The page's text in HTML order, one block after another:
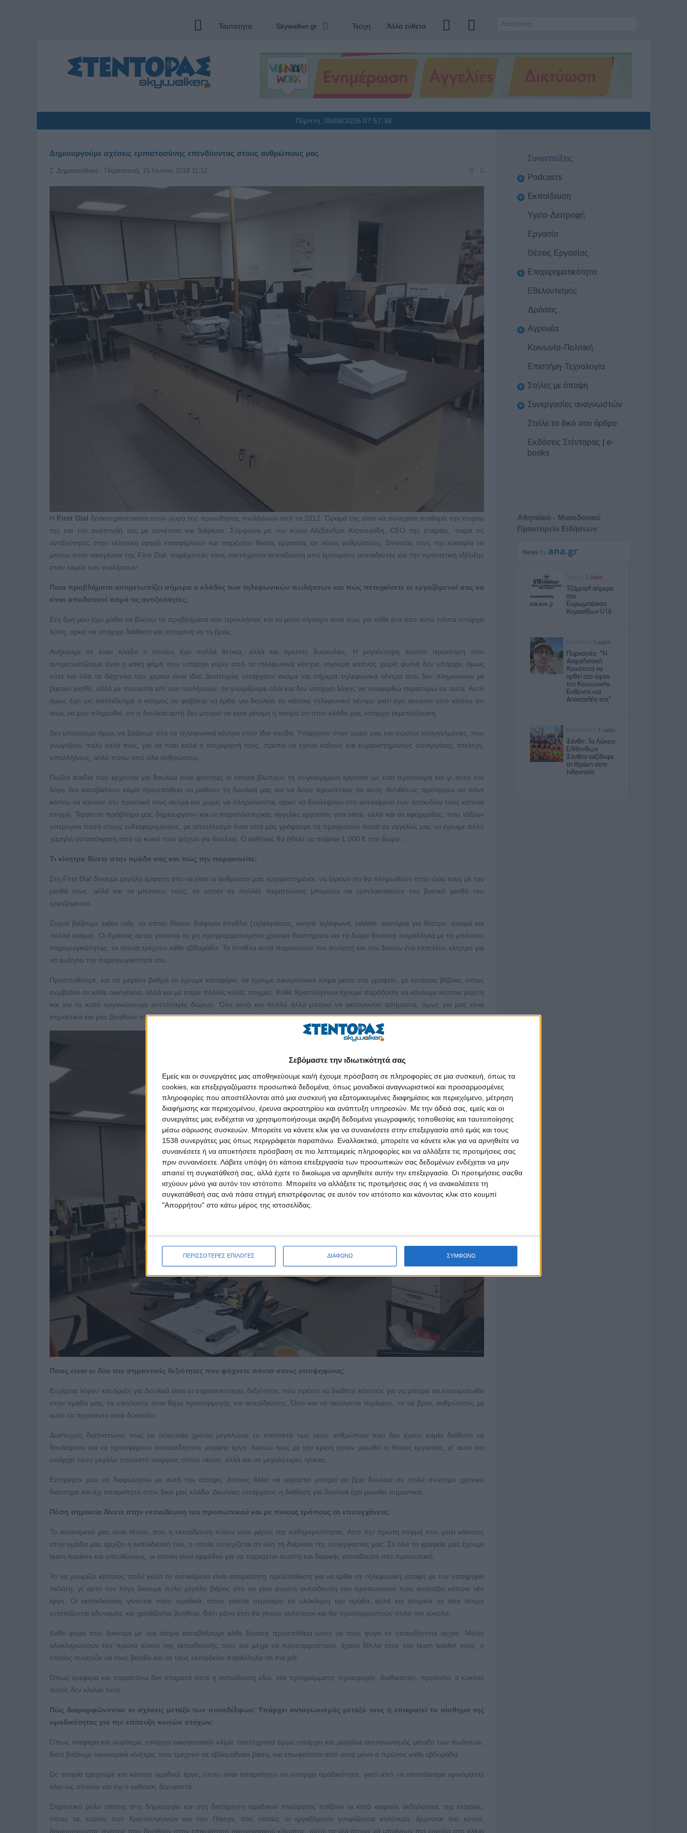
Σεβόμαστε την ιδιωτικότητά σας
Εμείς και οι συνεργάτες μας αποθηκεύουμε και/ή έχουμε πρόσβαση σε πληροφορίες σε μια συσκευή, όπως τα
cookies, και επεξεργαζόμαστε προσωπικά δεδομένα, όπως μοναδικοί αναγνωριστικοί και προσαρμοσμένες
πληροφορίες που αποστέλλονται από μια συσκευή για εξατομικευμένες διαφημίσεις και περιεχόμενο, μέτρηση
διαφήμισης και περιεχομένου, έρευνα ακροατηρίου και ανάπτυξη υπηρεσιών. Με την άδειά σας, εμείς και οι
συνεργάτες μας ενδέχεται να χρησιμοποιήσουμε ακριβή δεδομένα γεωγραφικής τοποθεσίας και ταυτοποίησης
μέσω σάρωσης συσκευών. Μπορείτε να κάνετε κλικ για να συναινέσετε στην επεξεργασία από εμάς και τους
1538 συνεργάτες μας όπως περιγράφεται παραπάνω. Εναλλακτικά, μπορείτε να κάνετε κλικ για να αρνηθείτε να
συναινέσετε ή να αποκτήσετε πρόσβαση σε πιο λεπτομερείς πληροφορίες και να αλλάξετε τις προτιμήσεις σας
πριν συναινέσετε. Λάβετε υπόψη ότι κάποια επεξεργασία των προσωπικών σας δεδομένων ενδέχεται να μην
απαιτεί τη συγκατάθεσή σας, αλλά έχετε το δικαίωμα να αρνηθείτε αυτήν την επεξεργασία. Οι προτιμήσεις σαςθα
ισχύουν μόνο για αυτόν τον ιστότοπο. Μπορείτε να αλλάξετε τις προτιμήσεις σας ή να ανακαλέσετε τη
συγκατάθεσή σας ανά πάσα στιγμή επιστρέφοντας σε αυτόν τον ιστότοπο και κάνοντας κλικ στο κουμπί
"Απορρήτου" στο κάτω μέρος της ιστοσελίδας.
ΠΕΡΙΣΣΟΤΕΡΕΣ ΕΠΙΛΟΓΕΣ ΔΙΑΦΩΝΩ ΣΥΜΦΩΝΩ
Ταυτότητα Skywalker.gr Τεύχη Άλλα ένθετα
Πέμπτη, 06/08/2026 07:57:39
Δημιουργούμε σχέσεις εμπιστοσύνης επενδύοντας στους ανθρώπους μας
Δημοσιεύθηκε : Παρασκευή, 15 Ιουνίου 2018 11:12
Η First Dial δραστηριοποιείται στον χώρο της προώθησης πωλήσεων από το 2012. Όραμά της είναι να συνεχίσει σταθερά την πορεία
της και την ανάπτυξή της με συνέπεια και διάρκεια. Σύμφωνα με τον κύριο Αλέξανδρο Κηπουρίδη, CEO της εταιρίας, παρά τις
αντιξοότητες στην ελληνική αγορά καταφέρνουν και παρέχουν θέσεις εργασίας σε νέους ανθρώπους, δίνοντάς τους την ευκαιρία να
μπουν στην οικογένεια της First Dial, παρέχοντάς τους ταυτόχρονα εκπαίδευση από έμπειρους εκπαιδευτές και την προοπτική εξέλιξης
στον τομέα των πωλήσεων.
Ποια προβλήματα αντιμετωπίζει σήμερα ο κλάδος των τηλεφωνικών πωλήσεων και πώς πετυχαίνετε οι εργαζόμενοί σας να
είναι αποδοτικοί παρά τις αντιξοότητες;
Στη ζωή μου έχω μάθει να βλέπω τα προβλήματα σαν προκλήσεις και το μόνο σίγουρο είναι πως για κάθε ένα από αυτά πάντα υπάρχει
λύση, αρκεί να υπάρχει διάθεση και υπομονή να τη βρεις.
Ανήκουμε σε έναν κλάδο ο οποίος έχει πολλά θετικά, αλλά και αρκετές δυσκολίες. Η μεγαλύτερη λοιπόν πρόκληση που
αντιμετωπίζουμε είναι η κακή φήμη που υπάρχει γύρω από τα τηλεφωνικά κέντρα, σίγουρα καπνός χωρίς φωτιά δεν υπάρχει, όμως
ούτε και όλα τα δάχτυλα του χεριού είναι ίδια. Δυστυχώς υπάρχουν ακόμα και σήμερα τηλεφωνικά κέντρα που δεν πληρώνουν με
βασικό μισθό, αλλά με ποσοστά επί των πωλήσεων, το γνωρίζουμε όλοι και δεν υπάρχει λόγος να αναφερθώ περαιτέρω σε αυτά. Αυτό
όμως έχει ως αποτέλεσμα ο κόσμος να φοβάται να έρθει για δουλειά σε κάποιο τηλεφωνικό κέντρο γιατί έχει ακούσει από κάπου ότι
ίσως να μην πληρωθεί, ότι η δουλειά αυτή δεν μπορεί να είναι μόνιμη ή ακόμα ότι στον κλάδο μας υπάρχει εκμετάλλευση.
Δεν μπορούμε όμως να βάζουμε όλα τα τηλεφωνικά κέντρα στον ίδιο κουβά. Υπάρχουν στον χώρο μας και σωστοί επαγγελματίες, που
γνωρίζουν πολύ καλά πως, για να πάει καλά η επιχείρησή τους, πρέπει να έχουν καλούς και ευχαριστημένους συνεργάτες, στελέχη,
υπαλλήλους, αλλά πάνω από όλα ανθρώπους.
Πολλά παιδιά που έρχονται για δουλειά είναι φοιτητές οι οποίοι βλέπουν τη συγκεκριμένη εργασία ως κάτι πρόσκαιρο και γι’ αυτό τον
λόγο δεν καταβάλουν καμία προσπάθεια να μάθουν τη δουλειά μας και να δουν προοπτικές σε αυτή. Αντιθέτως προτιμούν να πάνε
κάπου να κάνουν την πρακτική τους ακόμα και χωρίς να πληρώνονται, αρκεί να δουλέψουν στο αντικείμενο των σπουδών τους κάποια
στιγμή. Τεράστιο πρόβλημα μας δημιουργούν και οι παραπλανητικές αγγελίες εργασίας στα sites, αλλά και σε εφημερίδες, που τάζουν
υπέρογκα ποσά στους ενδιαφερομένους, με αποτέλεσμα όσοι από μας γράφουμε τα πραγματικά ποσά σε αγγελίες μας να έχουμε πολύ
χαμηλή ανταπόκριση από το κοινό που ψάχνει για δουλειά. O καθένας θα ήθελε να παίρνει 1.000 € στο 6ωρο…
Tι κίνητρα δίνετε στην ομάδα σας και πώς την παρακινείτε;
Στη First Dial δίνουμε μεγάλη έμφαση στο να είναι οι άνθρωποί μας ευχαριστημένοι, να ξέρουν ότι θα πληρωθούν στην ώρα τους με τον
μισθό τους, αλλά και τα μπόνους τους, τα οποία σε πολλές περιπτώσεις μπορούν να τριπλασιάσουν τον βασικό μισθό του
εργαζομένου.
Συχνά βάζουμε sales rally, τα οποία δίνουν διάφορα έπαθλα (τηλεοράσεις, κινητά τηλέφωνα, tablets, εισιτήρια για θέατρο, σινεμά και
πολλά ακόμα). Οι δράσεις αυτές γίνονται σε μη προγραμματισμένα χρονικά διαστήματα και τα δώρα δίνονται παράλληλα με τα μπόνους
παραγωγικότητας, τα οποία τρέχουν κάθε εβδομάδα. Τα έπαθλα αυτά παρακινούν τον πωλητή και του δίνουν ένα επιπλέον κίνητρο για
να αυξήσει την παραγωγικότητά του.
Προσπαθούμε, και σε μεγάλο βαθμό το έχουμε καταφέρει, να έχουμε οικογενειακό κλίμα μέσα στο γραφείο, με εντάσεις βέβαια, όπως
συμβαίνει σε κάθε οικογένεια, αλλά και με πάρα πολλές καλές στιγμές. Κάθε Χριστούγεννα έχουμε παράδοση να κάνουμε κάποια γιορτή
και για το καλό οργανώνουμε ανταλλαγές δώρων. Όλα αυτά και πολλά άλλα μπορεί να ακούγονται ασήμαντα, όμως για μας είναι
σημαντικά και μας βοηθούν στο να υπάρχει καλό κλίμα στην ομάδα.
Ποιες είναι οι δύο πιο σημαντικές δεξιότητες που ψάχνετε πάντα στους υποψηφίους;
Ευχέρεια λόγου και όρεξη για δουλειά είναι οι σημαντικότερες δεξιότητες που πρέπει να διαθέτει κάποιος για να μπορεί να ενσωματωθεί
στην ομάδα μας, τα υπόλοιπα είναι θέμα προσαρμογής και εκπαίδευσης. Όσο και να ακούγεται περίεργο, το να βρεις ανθρώπους με
αυτά τα προσόντα είναι δύσκολο.
Δυστυχώς διαπιστώνω πως τα τελευταία χρόνια μεγαλώνει το ποσοστό των νεών ανθρώπων που δεν έχουν καμία διάθεση να
δουλέψουν και να προσφέρουν οποιασδήποτε μορφής έργο. Ακούω πως με την κρίση έχουν μειωθεί οι θέσεις εργασίας, γι’ αυτό και
υπάρχει τόσο μεγάλο ποσοστό ανεργίας στους νέους, αλλά και σε μεγαλύτερες ηλικίες.
Επιτρέψτε μου να διαφωνήσω με αυτή την άποψη, όποιος θέλει να εργαστεί μπορεί να βρει δουλειά σε πολύ σύντομο χρονικό
διάστημα και όχι απαραίτητα στον δικό μας κλάδο. Δουλειές υπάρχουν, η διάθεση για δουλειά έχει μειωθεί σημαντικά.
Πόση σημασία δίνετε στην εκπαίδευση του προσωπικού και με ποιους τρόπους το επιτυγχάνετε;
Το αντικείμενό μας είναι τέτοιο, που η εκπαίδευση πλέον είναι μέρος της καθημερινότητας. Από την πρώτη στιγμή που μπει κάποιος
στην ομάδα μας αρχίζει η εκπαίδευσή του, η οποία συνεχίζεται σε όλη τη διάρκεια της συνεργασίας μας. Σε όλα τα γραφεία μας έχουμε
team leaders και υπευθύνους, οι οποίοι είναι αρμόδιοι για να παρέχεται σωστή και διαρκής εκπαίδευση στο προσωπικό.
Το να γνωρίζει κάποιος πολύ καλά το αντικείμενο είναι απαραίτητη προϋπόθεση για να έρθει σε τηλεφωνική επαφή με τον υποψήφιο
πελάτη, γι’ αυτό τον λόγο δίνουμε πολύ μεγάλο βάρος στο να γίνει σωστή εκπαίδευση του προσωπικού πριν αναλάβει κάποιο νέο
έργο. Οι εκπαιδεύσεις γίνονται τόσο ομαδικά, όπου γίνεται σεμινάριο σε ολόκληρη την ομάδα, αλλά και ατομικά σε όσα άτομα
εντοπίζονται αδυναμίες και χρειάζονται βοήθεια, διότι μόνο έτσι θα γίνουν καλύτεροι και θα προσαρμοστούν πολύ πιο εύκολα.
Κάθε φορά που ξεκινάμε με νέα άτομα καταβάλουμε κάθε δυνατή προσπάθεια ώστε να τους φύγει το οποιοδήποτε άγχος. Μόλις
ολοκληρώσουν τον πρώτο κύκλο της εκπαίδευσής τους και μέχρι να προσαρμοστούν, έχουν δίπλα τους τον team leader τους, ο
οποίος συνεχίζει να τους βοηθά και να τους εκπαιδεύει παράλληλα on the job.
Όπως ανέφερα και παραπάνω δεν σταματά ποτέ η εκπαίδευση εδώ, νέα προγράμματα, προσφορές, διαδικασίες, προϊόντα, ο κύκλος
αυτός δεν κλείνει ποτέ.
Πώς διαμορφώνονται οι σχέσεις μεταξύ των συναδέλφων; Υπάρχει ανταγωνισμός μεταξύ τους ή επικρατεί το αίσθημα της
ομαδικότητας για την επίτευξη κοινών στόχων;
Όπως ανέφερα και νωρίτερα, υπάρχει οικογενειακό κλίμα, ταυτόχρονα όμως υπάρχει και μεγάλος ανταγωνισμός μεταξύ των πωλητών,
διότι βάζουμε οικονομικά κίνητρα, που τρέχουν σε εβδομαδιαία βάση, και επωφελείται από αυτά μόνο ο πρώτος κάθε εβδομάδα.
Ως εταιρία τρέχουμε και κάποια ομαδικά έργα, όπου είναι απαραίτητο να υπάρχει ομαδικότητα, γιατί από το αποτέλεσμα κρινόμαστε
όλοι ως σύνολο και όχι ο καθένας ξεχωριστά.
Σημαντικό ρόλο επίσης στη δημιουργία και στη διατήρηση ομαδικού πνεύματος παίζουν οι κατά καιρούς εκδηλώσεις της εταιρίας,
όπως τις εορτές των Χριστουγέννων και του Πάσχα, στις οποίες οι εργαζόμενοι γνωρίζονται καλύτερα, έρχονται πιο κοντά,
δημιουργώντας σχέσεις που βοηθούν στην επικράτηση οικογενειακού κλίματος, ώστε τα νέα άτομα να μπαίνουν πιο εύκολα στο κλίμα
Συνεντεύξεις
Podcasts
Εκπαίδευση
Υγεία-Διατροφή
Εργασία
Θέσεις Εργασίας
Επιχειρηματικότητα
Εθελοντισμός
Δράσεις
Αγρονέα
Κοινωνία-Πολιτική
Επιστήμη-Τεχνολογία
Στήλες με άποψη
Συνεργασίες αναγνωστών
Στείλε το δικό σου άρθρο
Εκδόσεις Στέντορας | e-
books
Αθηναϊκό - Μακεδονικό
Πρακτορείο Ειδήσεων